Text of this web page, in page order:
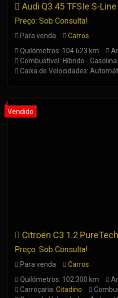
Audi Q3 45 TFSIe S-Line
Preço: Sob Consulta!
Para venda
Carros
Quilómetros: 104.623 km
Combustível: Híbrido - Gasolina
Caixa de Velocidades:
Citroën C3 1.2
Preço: Sob Consulta!
Para venda
Carros
Quilómetros: 102.300 km
Carroçaria: Citadino